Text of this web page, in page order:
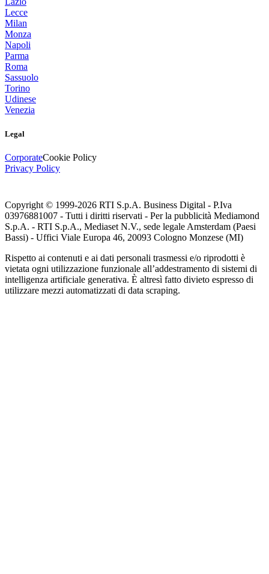
Lecce
Milan
Monza
Napoli
Parma
Roma
Sassuolo
Torino
Udinese
Venezia
Legal
CorporateCookie Policy
Privacy Policy
Copyright © 1999-2026 RTI S.p.A. Business Digital - P.Iva
03976881007 - Tutti i diritti riservati - Per la pubblicità Mediamond
S.p.A. - RTI S.p.A., Mediaset N.V., sede legale Amsterdam (Paesi
Bassi) - Uffici Viale Europa 46, 20093 Cologno Monzese (MI)
Rispetto ai contenuti e ai dati personali trasmessi e/o riprodotti è
vietata ogni utilizzazione funzionale all’addestramento di sistemi di
intelligenza artificiale generativa. È altresì fatto divieto espresso di
utilizzare mezzi automatizzati di data scraping.